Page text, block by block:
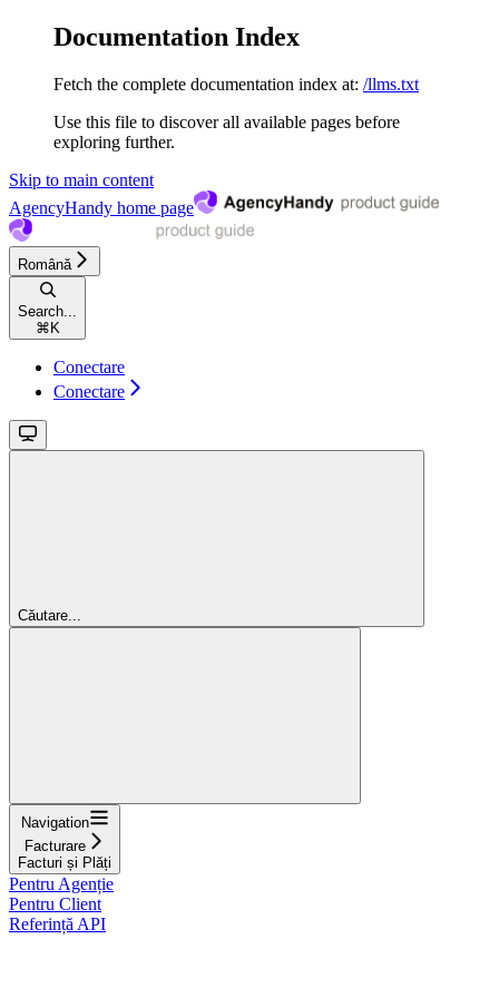
Documentation Index
Fetch the complete documentation index at: /llms.txt
Use this file to discover all available pages before
exploring further.
Skip to main content
AgencyHandy home page
Română
Search...
⌘ K
Conectare
Conectare
Căutare...
Navigation
Facturare
Facturi și Plăți
Pentru Agenție
Pentru Client
Referință API